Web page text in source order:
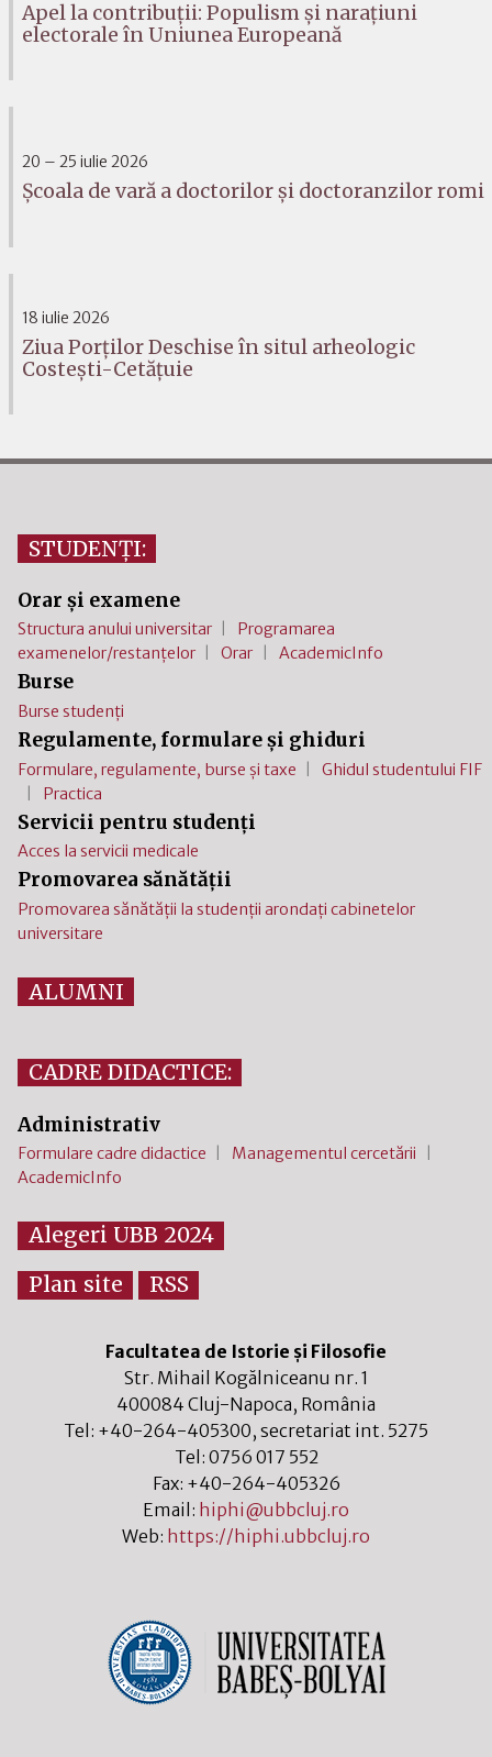
Apel la contribuții: Populism și narațiuni
electorale în Uniunea Europeană
20 – 25 iulie 2026
Școala de vară a doctorilor și doctoranzilor romi
18 iulie 2026
Ziua Porților Deschise în situl arheologic
Costești-Cetățuie
STUDENȚI:
Orar și examene
Structura anului universitar
Programarea
examenelor/restanțelor
Orar AcademicInfo
Burse
Burse studenți
Regulamente, formulare și ghiduri
Formulare, regulamente, burse și taxe
Ghidul studentului FIF
Practica
Servicii pentru studenți
Acces la servicii medicale
Promovarea sănătății
Promovarea sănătății la studenții arondați cabinetelor
universitare
ALUMNI
CADRE DIDACTICE:
Administrativ
Formulare cadre didactice
Managementul cercetării
AcademicInfo
Alegeri UBB 2024
Plan site
RSS
Facultatea de Istorie și Filosofie
Str. Mihail Kogălniceanu nr. 1
400084 Cluj-Napoca, România
Tel: +40-264-405300, secretariat int. 5275
Tel: 0756 017 552
Fax: +40-264-405326
Email: hiphi@ubbcluj.ro
Web: https://hiphi.ubbcluj.ro